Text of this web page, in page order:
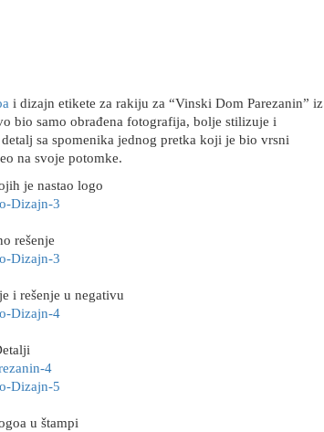
i dizajn etikete za rakiju za “Vinski Dom Parezanin” iz
bio samo obrađena fotografija, bolje stilizuje i
sa spomenika jednog pretka koji je bio vrsni
na svoje potomke.
je nastao logo
rešenje
i rešenje u negativu
u štampi